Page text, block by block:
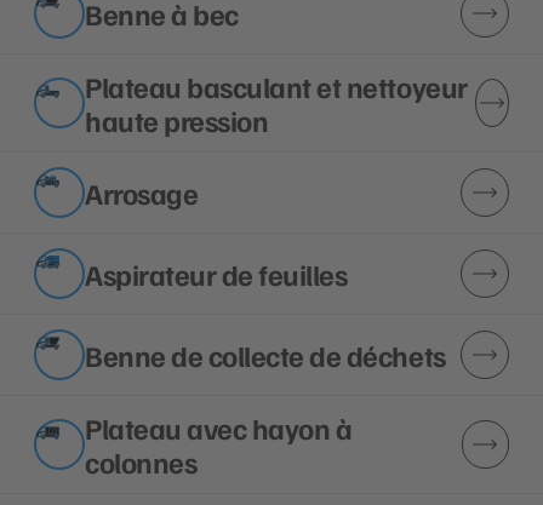
Benne à bec
Plateau basculant et nettoyeur
haute pression
Arrosage
Aspirateur de feuilles
Benne de collecte de déchets
Plateau avec hayon à
colonnes